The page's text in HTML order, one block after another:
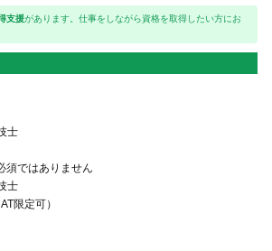
支援があります。仕事をしながら資格を取得したい方にお
士
ではありません
士
限定可）